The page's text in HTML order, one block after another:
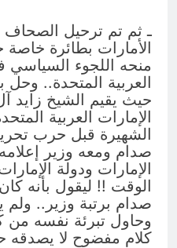
ـ ثم تم ترحيل الصحاف
الأمارات بطائرة
منحه اللجوء السياسي
العربية المتحدة..
حيث يقيم الشيخ زايد
الإمارات العربية
الشهيرة قبل حرب
صدام ومعه وزير
الإمارات ودولة
الوقت !! ليقول بأنه
صدام برتبة وزير..
وحاول تبرئة نفسه
كلام مفضوح لا يصدقه